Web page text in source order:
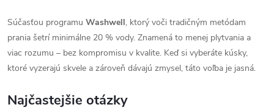
Súčasťou programu Washwell, ktorý voči tradičným metódam
prania šetrí minimálne 20 % vody. Znamená to menej plytvania a
viac rozumu – bez kompromisu v kvalite. Keď si vyberáte kúsky,
ktoré vyzerajú skvele a zároveň dávajú zmysel, táto voľba je jasná.
Najčastejšie otázky